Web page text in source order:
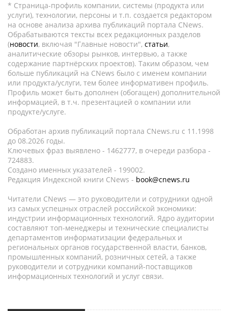
* Страница-профиль компании, системы (продукта или
услуги), технологии, персоны и т.п. создается редактором
на основе анализа архива публикаций портала CNews.
Обрабатываются тексты всех редакционных разделов
(новости, включая "Главные новости", статьи,
аналитические обзоры рынков, интервью, а также
содержание партнёрских проектов). Таким образом, чем
больше публикаций на CNews было с именем компании
или продукта/услуги, тем более информативен профиль.
Профиль может быть дополнен (обогащен) дополнительной
информацией, в т.ч. презентацией о компании или
продукте/услуге.
Обработан архив публикаций портала CNews.ru c 11.1998
до 08.2026 годы.
Ключевых фраз выявлено - 1462777, в очереди разбора -
724883.
Создано именных указателей - 199002.
Редакция Индексной книги CNews - book@cnews.ru
Читатели CNews — это руководители и сотрудники одной
из самых успешных отраслей российской экономики:
индустрии информационных технологий. Ядро аудитории
составляют топ-менеджеры и технические специалисты
департаментов информатизации федеральных и
региональных органов государственной власти, банков,
промышленных компаний, розничных сетей, а также
руководители и сотрудники компаний-поставщиков
информационных технологий и услуг связи.